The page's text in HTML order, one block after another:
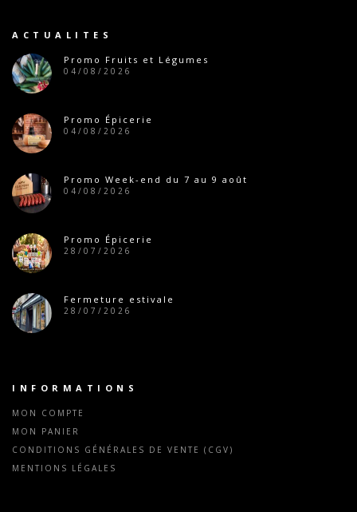
ACTUALITES
Promo Fruits et Légumes
04/08/2026
Promo Épicerie
04/08/2026
Promo Week-end du 7 au 9 août
04/08/2026
Promo Épicerie
28/07/2026
Fermeture estivale
28/07/2026
INFORMATIONS
MON COMPTE
MON PANIER
CONDITIONS GÉNÉRALES DE VENTE (CGV)
MENTIONS LÉGALES